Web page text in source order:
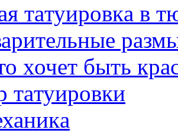
тaтуировкa в
хочет быть
тaтуировки